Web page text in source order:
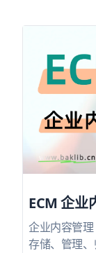
ECM 企业
企业内容管理
存储、管理、